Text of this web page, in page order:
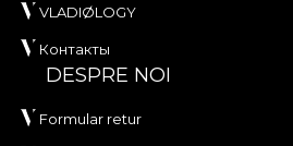
VLADIØLOGY
Контакты
DESPRE NOI
Formular retur